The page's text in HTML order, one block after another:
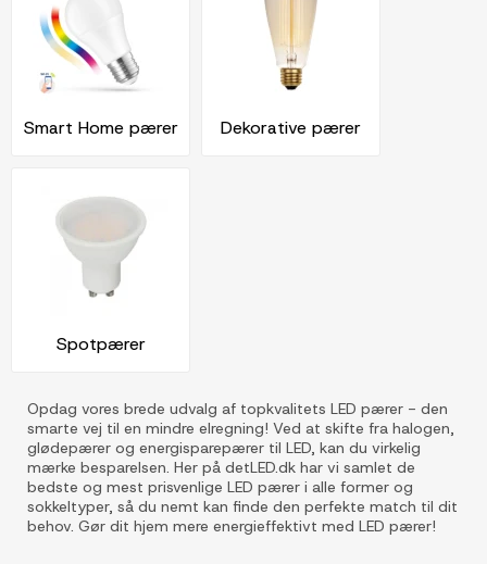
Smart Home pærer Dekorative pærer
Spotpærer
Opdag vores brede udvalg af topkvalitets LED pærer - den
smarte vej til en mindre elregning! Ved at skifte fra halogen,
glødepærer og energisparepærer til LED, kan du virkelig
mærke besparelsen. Her på detLED.dk har vi samlet de
bedste og mest prisvenlige LED pærer i alle former og
sokkeltyper, så du nemt kan finde den perfekte match til dit
behov. Gør dit hjem mere energieffektivt med LED pærer!